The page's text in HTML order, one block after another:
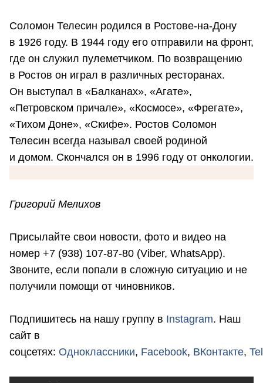
Соломон Телесин родился в Ростове-на-Дону
в 1926 году. В 1944 году его отправили на фронт,
где он служил пулеметчиком. По возвращению
в Ростов он играл в различных ресторанах.
Он выступал в «Балканах», «Агате»,
«Петровском причале», «Космосе», «Фрегате»,
«Тихом Доне», «Скифе». Ростов Соломон
Телесин всегда называл своей родиной
и домом. Скончался он в 1996 году от онкологии.
Григорий Мелихов
Присылайте свои новости, фото и видео на
номер +7 (938) 107-87-80 (Viber, WhatsApp).
Звоните, если попали в сложную ситуацию и не
получили помощи от чиновников.
Подпишитесь на нашу группу в Instagram. Наш
сайт в
соцсетях: Одноклассники, Facebook, ВКонтакте,